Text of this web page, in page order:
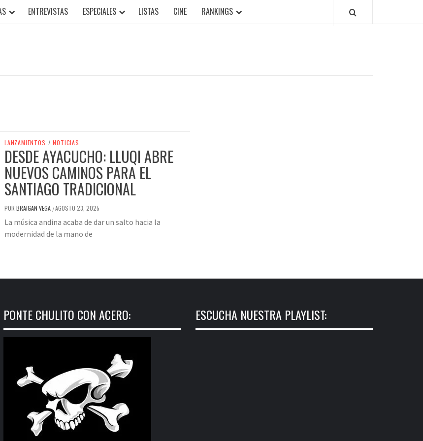
ENTREVISTAS ESPECIALES LISTAS CINE RANKINGS
LANZAMIENTOS / NOTICIAS
DESDE AYACUCHO: LLUQI ABRE
NUEVOS CAMINOS PARA EL
SANTIAGO TRADICIONAL
POR BRAIGAN VEGA /AGOSTO 23, 2025
La música andina acaba de dar un salto hacia la
modernidad de la mano de
PONTE CHULITO CON ACERO: ESCUCHA NUESTRA PLAYLIST: